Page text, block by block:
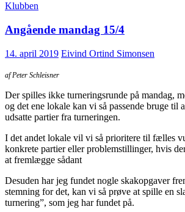
Klubben
Angående mandag 15/4
14. april 2019 Eivind Ortind Simonsen
af Peter Schleisner
Der spilles ikke turneringsrunde på mandag,
og det ene lokale kan vi så passende bruge til
udsatte partier fra turneringen.
I det andet lokale vil vi så prioritere til fælles
konkrete partier eller problemstillinger, hvis
at fremlægge sådant
Desuden har jeg fundet nogle skakopgaver
stemning for det, kan vi så prøve at spille en
turnering”, som jeg har fundet på.